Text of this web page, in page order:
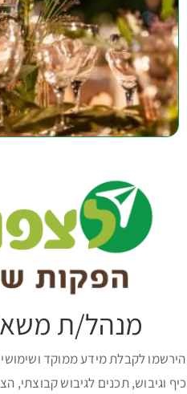
מנהל/ת
הירשמו לקבלת מידע ממוקד
כיף וגיבוש, תכנים לגיבוש קבוצתי,